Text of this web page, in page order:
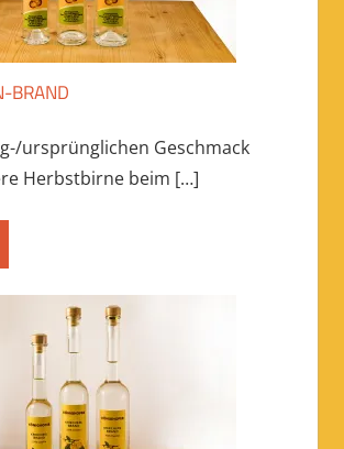
BRAND
ursprünglichen Geschmack
Herbstbirne beim […]